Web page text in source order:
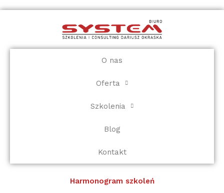
Przejdź
O nas
Oferta
Szkolenia
Blog
Kontakt
Harmonogram szkoleń